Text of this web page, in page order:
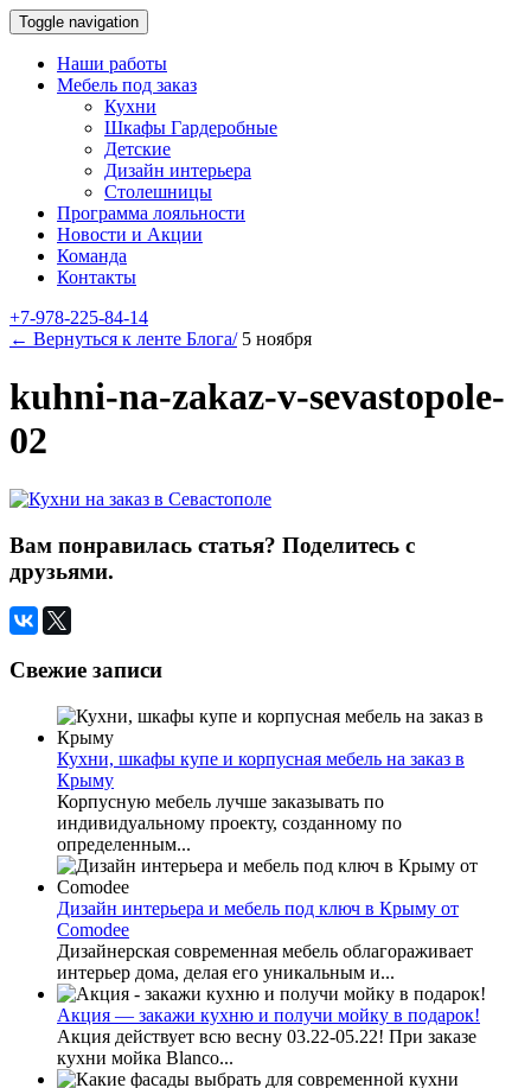
Toggle navigation
Наши работы
Мебель под заказ
Кухни
Шкафы Гардеробные
Детские
Дизайн интерьера
Столешницы
Программа лояльности
Новости и Акции
Команда
Контакты
+7-978-225-84-14
← Вернуться к ленте Блога/ 5 ноября
kuhni-na-zakaz-v-sevastopole-
02
Вам понравилась статья? Поделитесь с
друзьями.
Свежие записи
Кухни, шкафы купе и корпусная мебель на заказ в
Крыму
Корпусную мебель лучше заказывать по
индивидуальному проекту, созданному по
определенным...
Дизайн интерьера и мебель под ключ в Крыму от
Comodee
Дизайнерская современная мебель облагораживает
интерьер дома, делая его уникальным и...
Акция — закажи кухню и получи мойку в подарок!
Акция действует всю весну 03.22-05.22! При заказе
кухни мойка Blanco...